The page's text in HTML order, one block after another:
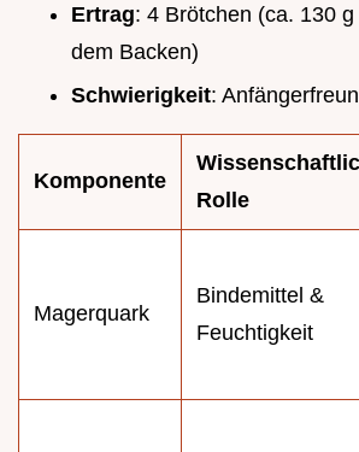
Ertrag: 4 Brötchen (ca. 130
dem Backen)
Schwierigkeit:
Komponente
Rolle
Magerquark
Bindemittel &
Feuchtigkeit